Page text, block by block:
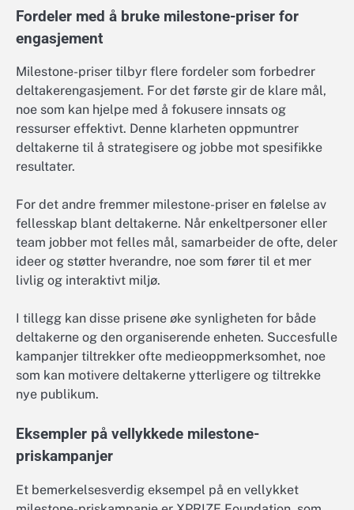
Fordeler med å bruke milestone-priser for
engasjement
Milestone-priser tilbyr flere fordeler som forbedrer
deltakerengasjement. For det første gir de klare mål,
noe som kan hjelpe med å fokusere innsats og
ressurser effektivt. Denne klarheten oppmuntrer
deltakerne til å strategisere og jobbe mot spesifikke
resultater.
For det andre fremmer milestone-priser en følelse av
fellesskap blant deltakerne. Når enkeltpersoner eller
team jobber mot felles mål, samarbeider de ofte, deler
ideer og støtter hverandre, noe som fører til et mer
livlig og interaktivt miljø.
I tillegg kan disse prisene øke synligheten for både
deltakerne og den organiserende enheten. Succesfulle
kampanjer tiltrekker ofte medieoppmerksomhet, noe
som kan motivere deltakerne ytterligere og tiltrekke
nye publikum.
Eksempler på vellykkede milestone-
priskampanjer
Et bemerkelsesverdig eksempel på en vellykket